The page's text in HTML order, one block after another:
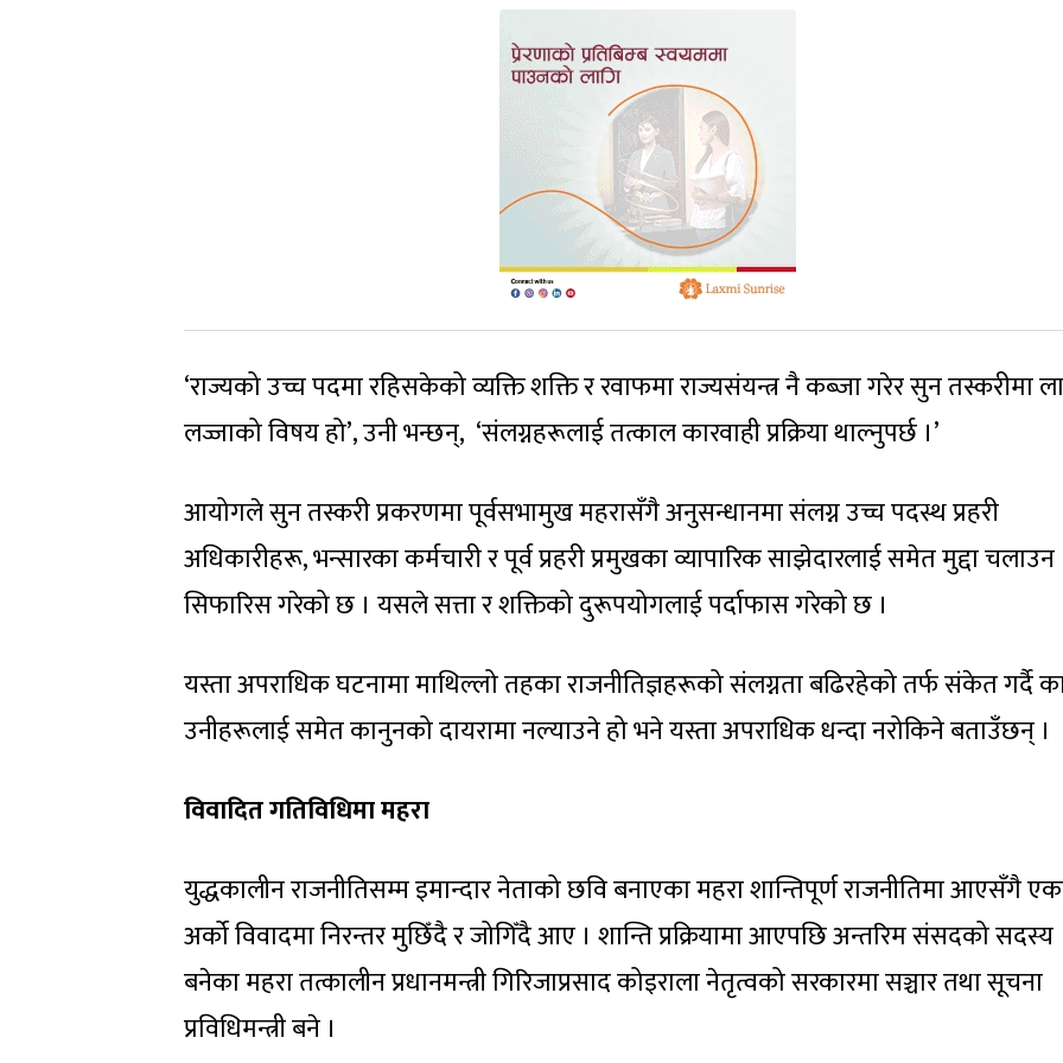
‘राज्यको उच्च पदमा रहिसकेको व्यक्ति शक्ति र रवाफमा राज्यसंयन्त्र नै कब्जा गरेर सुन तस्करीमा
लज्जाको विषय हो’, उनी भन्छन्, ‘संलग्नहरूलाई तत्काल कारवाही प्रक्रिया थाल्नुपर्छ ।’
आयोगले सुन तस्करी प्रकरणमा पूर्वसभामुख महरासँगै अनुसन्धानमा संलग्न उच्च पदस्थ प्रहरी
अधिकारीहरू, भन्सारका कर्मचारी र पूर्व प्रहरी प्रमुखका व्यापारिक साझेदारलाई समेत मुद्दा चलाउन
सिफारिस गरेको छ । यसले सत्ता र शक्तिको दुरूपयोगलाई पर्दाफास गरेको छ ।
यस्ता अपराधिक घटनामा माथिल्लो तहका राजनीतिज्ञहरूको संलग्नता बढिरहेको तर्फ संकेत गर्दै
उनीहरूलाई समेत कानुनको दायरामा नल्याउने हो भने यस्ता अपराधिक धन्दा नरोकिने बताउँछन् ।
विवादित गतिविधिमा महरा
युद्धकालीन राजनीतिसम्म इमान्दार नेताको छवि बनाएका महरा शान्तिपूर्ण राजनीतिमा आएसँगै
अर्को विवादमा निरन्तर मुछिँदै र जोगिँदै आए । शान्ति प्रक्रियामा आएपछि अन्तरिम संसदको सदस्य
बनेका महरा तत्कालीन प्रधानमन्त्री गिरिजाप्रसाद कोइराला नेतृत्वको सरकारमा सञ्चार तथा सूचना
प्रविधिमन्त्री बने ।